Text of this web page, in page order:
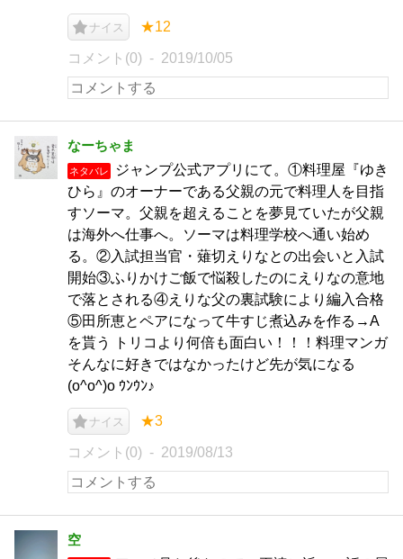
ナイス ★12
コメント(0) 2019/10/05
なーちゃま
ネタバレ
ジャンプ公式アプリにて。①料理屋『ゆき
ひら』のオーナーである父親の元で料理人を目指
すソーマ。父親を超えることを夢見ていたが父親
は海外へ仕事へ。ソーマは料理学校へ通い始め
る。②入試担当官・薙切えりなとの出会いと入試
開始③ふりかけご飯で悩殺したのにえりなの意地
で落とされる④えりな父の裏試験により編入合格
⑤田所恵とペアになって牛すじ煮込みを作る→A
を貰う トリコより何倍も面白い！！！料理マンガ
そんなに好きではなかったけど先が気になる
(o^o^)o ｳﾝｳﾝ♪
ナイス ★3
コメント(0) 2019/08/13
空